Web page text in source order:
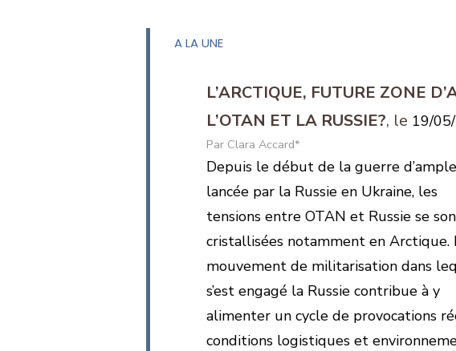
A LA UNE
L’ARCTIQUE, FUTURE ZONE
L’OTAN ET LA RUSSIE?
19/
Clara Accard*
Depuis le début de la guerre
lancée par la Russie en Ukraine, les
tensions entre OTAN et Russie se
cristallisées notamment en Arctique.
mouvement de militarisation dans
s’est engagé la Russie contribue à y
alimenter un cycle de provocations
conditions logistiques et